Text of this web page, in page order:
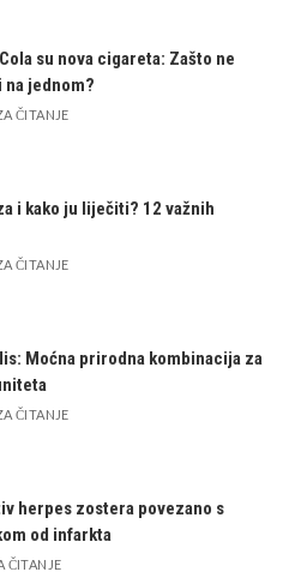
su nova cigareta: Zašto ne
jednom?
ČITANJE
i kako ju liječiti? 12 važnih
ČITANJE
Moćna prirodna kombinacija za
ČITANJE
herpes zostera povezano s
od infarkta
ČITANJE